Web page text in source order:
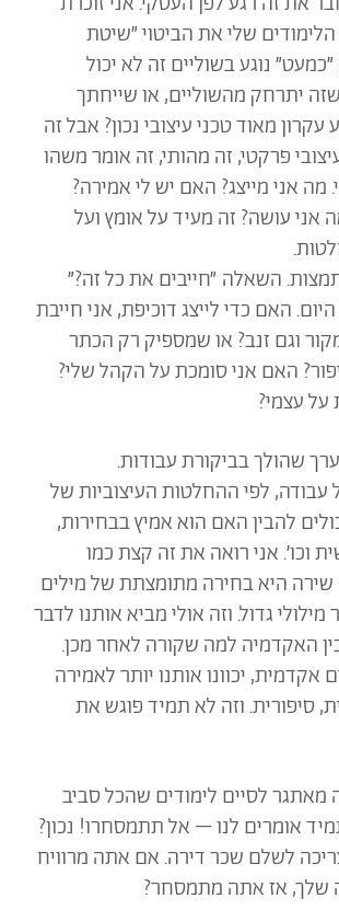
שלי את הביטוי ״שיטת
נוגע בשוליים זה לא יכול
יתרחק מהשוליים, או שייחתך
מאוד טכני עיצובי נכון? אבל זה
פרקטי, זה מהותי, זה אומר משהו
מה אני מייצג? האם יש לי אמירה?
אני עושה? זה מעיד על אומץ ועל
השאלה ״חייבים את כל זה?״
האם כדי לייצג דוכיפת, אני חייבת
וגם זנב? או שמספיק רק הכתר
האם אני סומכת על הקהל שלי?
עצמי?
שהולך בביקורת עבודות.
לפי ההחלטות העיצוביות של
להבין האם הוא אמיץ בבחירות,
וכו׳. אני רואה את זה קצת כמו
היא בחירה מתומצתת של מילים
גדול. וזה אולי מביא אותנו לדבר
האקדמיה למה שקורה לאחר מכן.
אקדמית, יכוונו אותנו יותר לאמירה
סיפורית. וזה לא תמיד פוגש את
מאתגר לסיים לימודים שהכל סביב
אומרים לנו – אל תתמסחרו! נכון?
לשלם שכר דירה. אם אתה מרוויח
שלך, אז אתה מתמסחר?